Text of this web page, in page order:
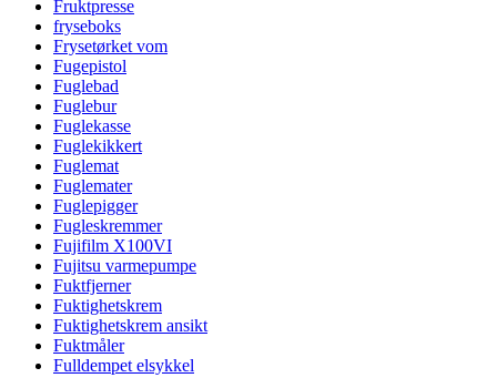
Fruktpresse
fryseboks
Frysetørket vom
Fugepistol
Fuglebad
Fuglebur
Fuglekasse
Fuglekikkert
Fuglemat
Fuglemater
Fuglepigger
Fugleskremmer
Fujifilm X100VI
Fujitsu varmepumpe
Fuktfjerner
Fuktighetskrem
Fuktighetskrem ansikt
Fuktmåler
Fulldempet elsykkel